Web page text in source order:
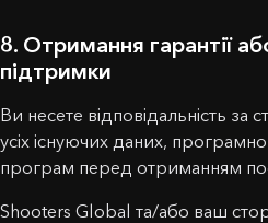
8. Отримання гарантії
підтримки
Ви несете відповідальність за
усіх існуючих даних,
програм перед отриманням
Shooters Global та/або ваш